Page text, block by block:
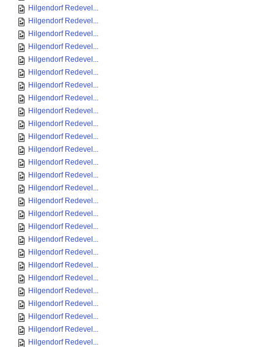
Hilgendorf Redevel...
Hilgendorf Redevel...
Hilgendorf Redevel...
Hilgendorf Redevel...
Hilgendorf Redevel...
Hilgendorf Redevel...
Hilgendorf Redevel...
Hilgendorf Redevel...
Hilgendorf Redevel...
Hilgendorf Redevel...
Hilgendorf Redevel...
Hilgendorf Redevel...
Hilgendorf Redevel...
Hilgendorf Redevel...
Hilgendorf Redevel...
Hilgendorf Redevel...
Hilgendorf Redevel...
Hilgendorf Redevel...
Hilgendorf Redevel...
Hilgendorf Redevel...
Hilgendorf Redevel...
Hilgendorf Redevel...
Hilgendorf Redevel...
Hilgendorf Redevel...
Hilgendorf Redevel...
Hilgendorf Redevel...
Hilgendorf Redevel...